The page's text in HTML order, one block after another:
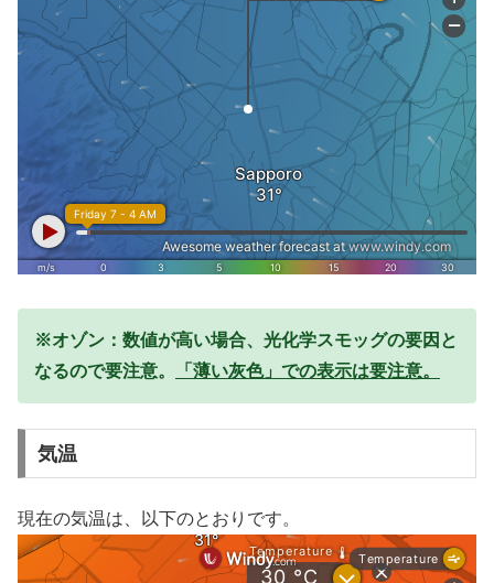
※オゾン：数値が高い場合、光化学スモッグの要因と
なるので要注意。
「薄い灰色」での表示は要注意。
気温
現在の気温は、以下のとおりです。